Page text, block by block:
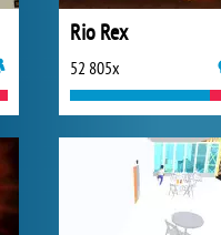
Rio Rex
52 805x